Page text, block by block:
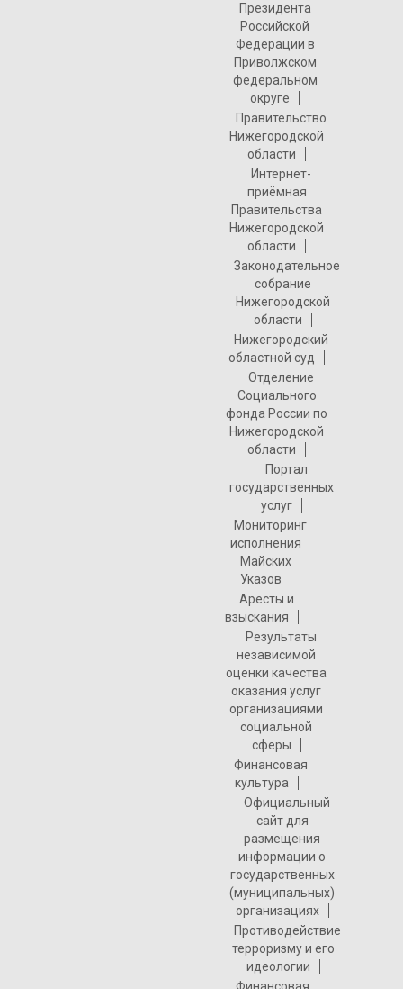
Президента
Российской
Федерации в
Приволжском
федеральном
округе
Правительство
Нижегородской
области
Интернет-
приёмная
Правительства
Нижегородской
области
Законодательное
собрание
Нижегородской
области
Нижегородский
областной суд
Отделение
Социального
фонда России по
Нижегородской
области
Портал
государственных
услуг
Мониторинг
исполнения
Майских
Указов
Аресты и
взыскания
Результаты
независимой
оценки качества
оказания услуг
организациями
социальной
сферы
Финансовая
культура
Официальный
сайт для
размещения
информации о
государственных
(муниципальных)
организациях
Противодействие
терроризму и его
идеологии